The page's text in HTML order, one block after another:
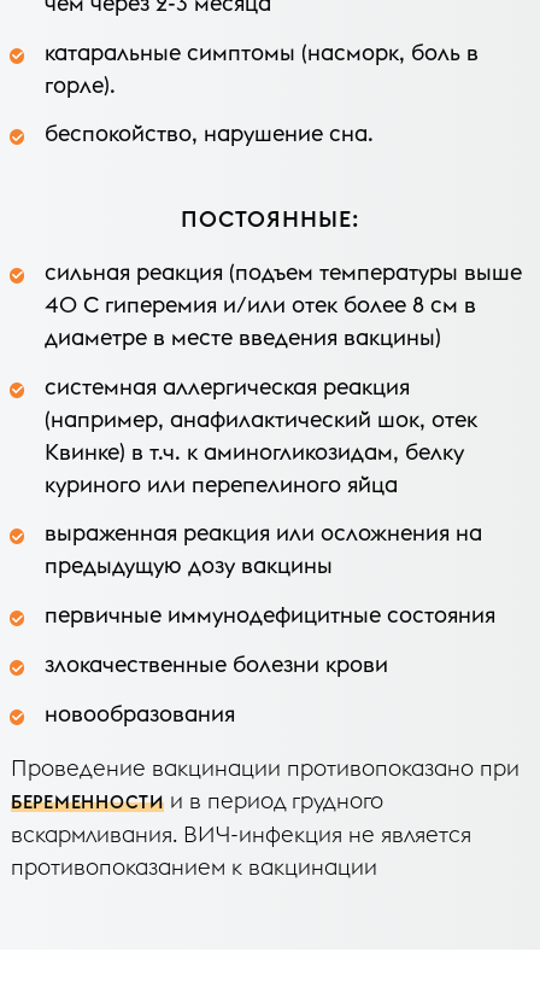
катаральные симптомы (насморк, боль в
горле).
беспокойство, нарушение сна.
ПОСТОЯННЫЕ:
сильная реакция (подъем температуры выше
40 С гиперемия и/или отек более 8 см в
диаметре в месте введения вакцины)
системная аллергическая реакция
(например, анафилактический шок, отек
Квинке) в т.ч. к аминогликозидам, белку
куриного или перепелиного яйца
выраженная реакция или осложнения на
предыдущую дозу вакцины
первичные иммунодефицитные состояния
злокачественные болезни крови
новообразования
Проведение вакцинации противопоказано при
БЕРЕМЕННОСТИи в период грудного
вскармливания. ВИЧ-инфекция не является
противопоказанием к вакцинации